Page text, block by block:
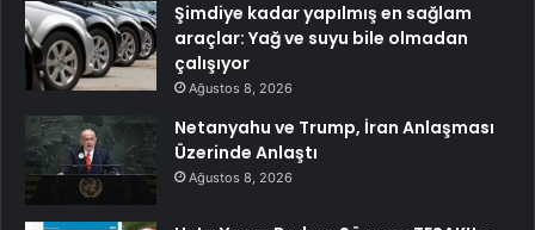
Şimdiye kadar yapılmış en sağlam
araçlar: Yağ ve suyu bile olmadan
çalışıyor
Ağustos 8, 2026
Netanyahu ve Trump, İran Anlaşması
Üzerinde Anlaştı
Ağustos 8, 2026